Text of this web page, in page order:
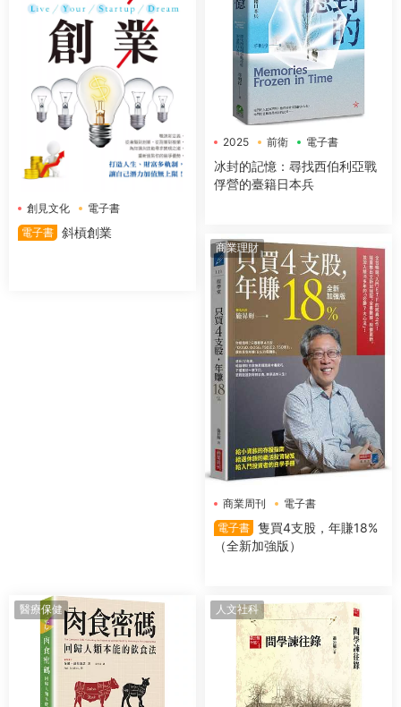
創見文化
電子書
電子書 斜槓創業
2025 前衛 電子書
冰封的記憶：尋找西伯利亞戰
俘營的臺籍日本兵
商業理財
商業周刊
電子書
電子書 隻買4支股，年賺18%
（全新加強版）
醫療保健 人文社科